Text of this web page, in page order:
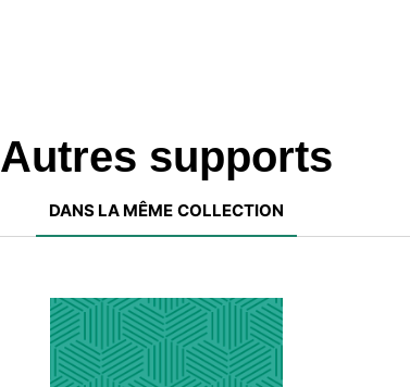
Autres supports
DANS LA MÊME COLLECTION